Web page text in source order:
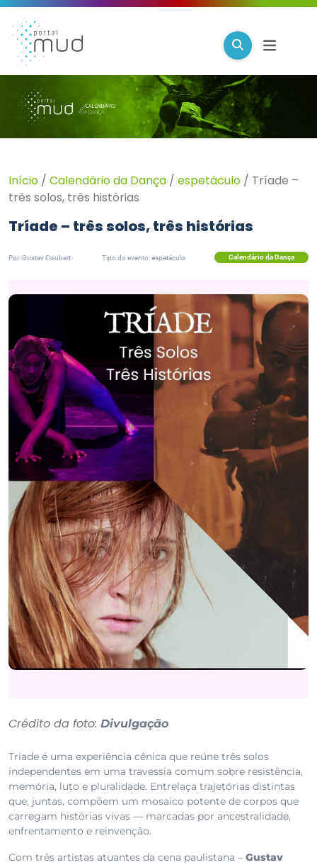
Início / Calendário da Dança / espetáculo / Tríade –
três solos, três histórias
Tríade – três solos, três histórias
Por: Gustav Coubert Tipo do evento: espetáculo Calendário da Dança
Crédito da foto: Divulgação
Tríade é uma experiência cênica que reúne três solos
independentes em uma travessia comum sobre resistência,
memória, luto e pluralidade. Entrelaça trajetórias distintas
que, juntas, compõem um mosaico potente de corpos que
carregam histórias vivas — marcadas por ancestralidade,
enfrentamento e reinvenção.
Com três artistas atuantes da cena paulistana – Gustav